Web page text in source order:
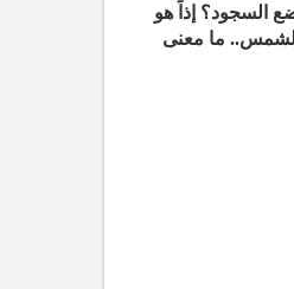
السجود؟ إذاً هو
الشمس.. ما معنى